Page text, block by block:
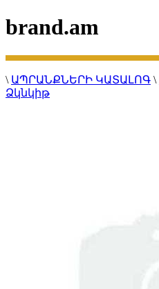
brand.am
\ ԱՊՐԱՆՔՆԵՐԻ ԿԱՏԱԼՈԳ \
Ձկնկիթ